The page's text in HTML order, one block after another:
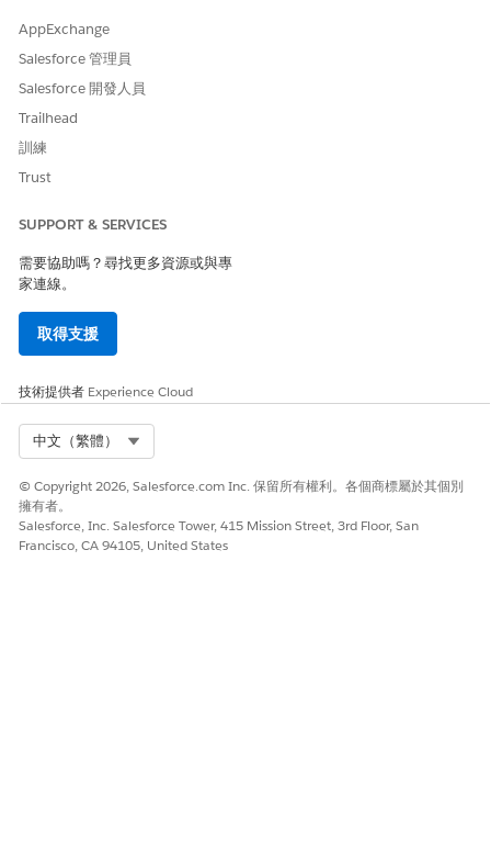
AppExchange
Salesforce 管理員
Salesforce 開發人員
Trailhead
訓練
Trust
SUPPORT & SERVICES
需要協助嗎？尋找更多資源或與專
家連線。
取得支援
技術提供者 Experience Cloud
中文（繁體）
© Copyright 2026, Salesforce.com Inc. 保留所有權利。各個商標屬於其個別
擁有者。
Salesforce, Inc. Salesforce Tower, 415 Mission Street, 3rd Floor, San
Francisco, CA 94105, United States